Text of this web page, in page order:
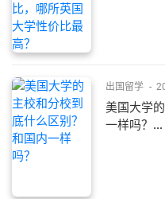
出国留学 -
美国大学
一样吗？...